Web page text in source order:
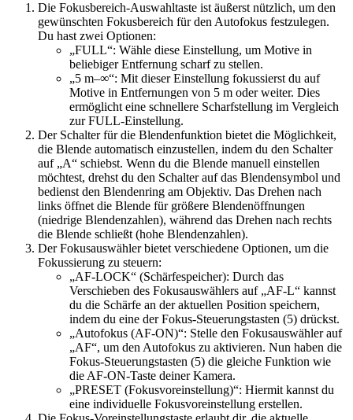
Die Fokusbereich-Auswahltaste ist äußerst nützlich, um den
gewünschten Fokusbereich für den Autofokus festzulegen.
Du hast zwei Optionen:
„FULL“: Wähle diese Einstellung, um Motive in
beliebiger Entfernung scharf zu stellen.
„5 m–∞“: Mit dieser Einstellung fokussierst du auf
Motive in Entfernungen von 5 m oder weiter. Dies
ermöglicht eine schnellere Scharfstellung im Vergleich
zur FULL-Einstellung.
Der Schalter für die Blendenfunktion bietet die Möglichkeit,
die Blende automatisch einzustellen, indem du den Schalter
auf „A“ schiebst. Wenn du die Blende manuell einstellen
möchtest, drehst du den Schalter auf das Blendensymbol und
bedienst den Blendenring am Objektiv. Das Drehen nach
links öffnet die Blende für größere Blendenöffnungen
(niedrige Blendenzahlen), während das Drehen nach rechts
die Blende schließt (hohe Blendenzahlen).
Der Fokusauswähler bietet verschiedene Optionen, um die
Fokussierung zu steuern:
„AF-LOCK“ (Schärfespeicher): Durch das
Verschieben des Fokusauswählers auf „AF-L“ kannst
du die Schärfe an der aktuellen Position speichern,
indem du eine der Fokus-Steuerungstasten (5) drückst.
„Autofokus (AF-ON)“: Stelle den Fokusauswähler auf
„AF“, um den Autofokus zu aktivieren. Nun haben die
Fokus-Steuerungstasten (5) die gleiche Funktion wie
die AF-ON-Taste deiner Kamera.
„PRESET (Fokusvoreinstellung)“: Hiermit kannst du
eine individuelle Fokusvoreinstellung erstellen.